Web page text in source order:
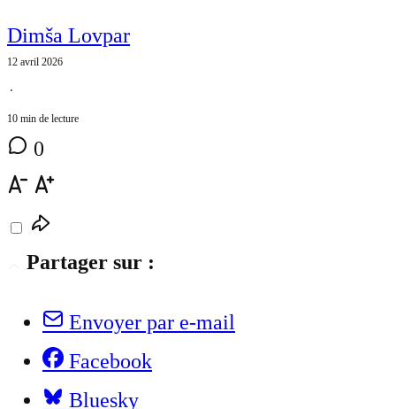
Dimša Lovpar
12 avril 2026
⋅
10 min de lecture
0
Partager sur :
Envoyer par e-mail
Facebook
Bluesky